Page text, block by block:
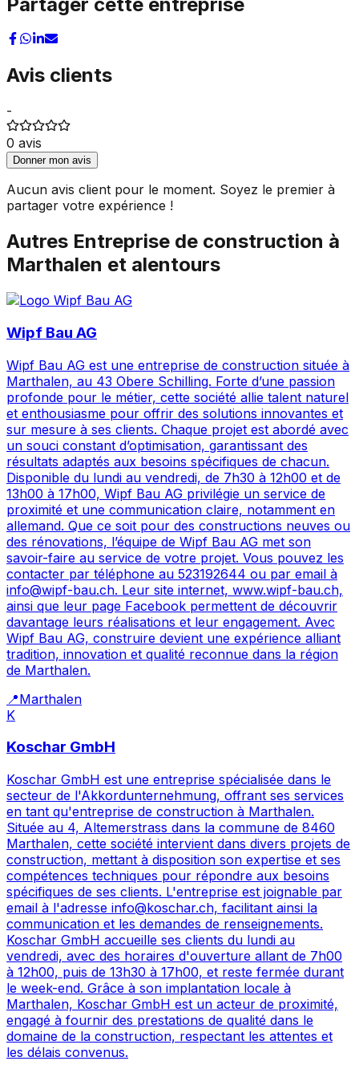
Avis clients
-
0 avis
Donner mon avis
Aucun avis client pour le moment. Soyez le premier à
partager votre expérience !
Autres Entreprise de construction à
Marthalen et alentours
Wipf Bau AG
Wipf Bau AG est une entreprise de construction située à
Marthalen, au 43 Obere Schilling. Forte d’une passion
profonde pour le métier, cette société allie talent naturel
et enthousiasme pour offrir des solutions innovantes et
sur mesure à ses clients. Chaque projet est abordé avec
un souci constant d’optimisation, garantissant des
résultats adaptés aux besoins spécifiques de chacun.
Disponible du lundi au vendredi, de 7h30 à 12h00 et de
13h00 à 17h00, Wipf Bau AG privilégie un service de
proximité et une communication claire, notamment en
allemand. Que ce soit pour des constructions neuves ou
des rénovations, l’équipe de Wipf Bau AG met son
savoir-faire au service de votre projet. Vous pouvez les
contacter par téléphone au 523192644 ou par email à
info@wipf-bau.ch. Leur site internet, www.wipf-bau.ch,
ainsi que leur page Facebook permettent de découvrir
davantage leurs réalisations et leur engagement. Avec
Wipf Bau AG, construire devient une expérience alliant
tradition, innovation et qualité reconnue dans la région
de Marthalen.
📍Marthalen
K
Koschar GmbH
Koschar GmbH est une entreprise spécialisée dans le
secteur de l'Akkordunternehmung, offrant ses services
en tant qu'entreprise de construction à Marthalen.
Située au 4, Altemerstrass dans la commune de 8460
Marthalen, cette société intervient dans divers projets de
construction, mettant à disposition son expertise et ses
compétences techniques pour répondre aux besoins
spécifiques de ses clients. L'entreprise est joignable par
email à l'adresse info@koschar.ch, facilitant ainsi la
communication et les demandes de renseignements.
Koschar GmbH accueille ses clients du lundi au
vendredi, avec des horaires d'ouverture allant de 7h00
à 12h00, puis de 13h30 à 17h00, et reste fermée durant
le week-end. Grâce à son implantation locale à
Marthalen, Koschar GmbH est un acteur de proximité,
engagé à fournir des prestations de qualité dans le
domaine de la construction, respectant les attentes et
les délais convenus.